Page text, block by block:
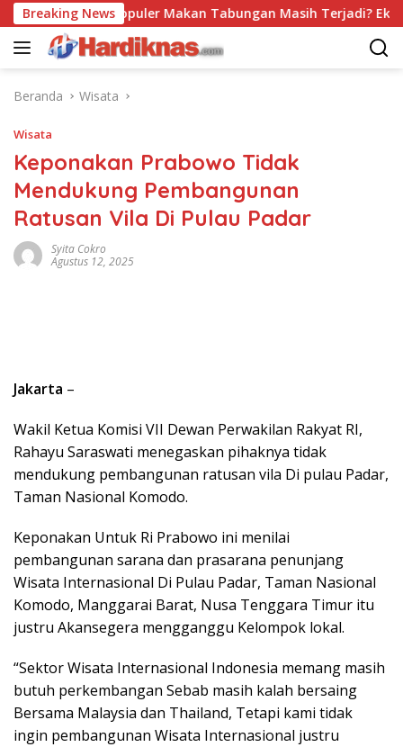
Langsung
ke
konten
Breaking News
Trend Populer Makan Tabungan Masih Terjadi? Ekonom
Beranda Wisata
Wisata
Keponakan Prabowo Tidak
Mendukung Pembangunan
Ratusan Vila Di Pulau Padar
Syita Cokro
Agustus 12, 2025
Jakarta –
Wakil Ketua Komisi VII Dewan Perwakilan Rakyat RI,
Rahayu Saraswati menegaskan pihaknya tidak
mendukung pembangunan ratusan vila Di pulau Padar,
Taman Nasional Komodo.
Keponakan Untuk Ri Prabowo ini menilai
pembangunan sarana dan prasarana penunjang
Wisata Internasional Di Pulau Padar, Taman Nasional
Komodo, Manggarai Barat, Nusa Tenggara Timur itu
justru Akansegera mengganggu Kelompok lokal.
“Sektor Wisata Internasional Indonesia memang masih
butuh perkembangan Sebab masih kalah bersaing
Bersama Malaysia dan Thailand, Tetapi kami tidak
ingin pembangunan Wisata Internasional justru